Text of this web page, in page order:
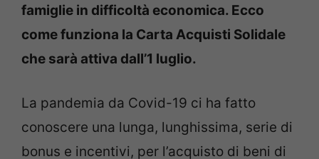
famiglie in difficoltà economica. Ecco
come funziona la Carta Acquisti Solidale
che sarà attiva dall’1 luglio.
La pandemia da Covid-19 ci ha fatto
conoscere una lunga, lunghissima, serie di
bonus e incentivi, per l’acquisto di beni di